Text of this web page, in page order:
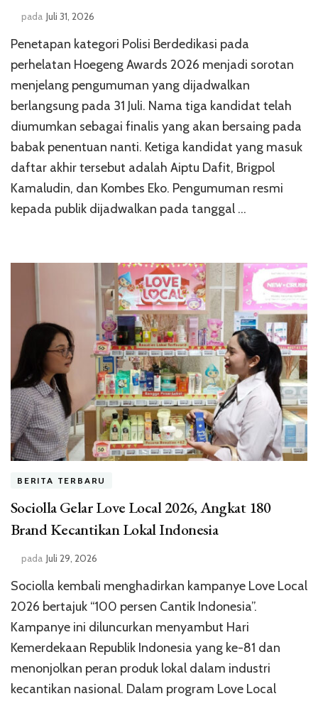
pada Juli 31, 2026
Penetapan kategori Polisi Berdedikasi pada
perhelatan Hoegeng Awards 2026 menjadi sorotan
menjelang pengumuman yang dijadwalkan
berlangsung pada 31 Juli. Nama tiga kandidat telah
diumumkan sebagai finalis yang akan bersaing pada
babak penentuan nanti. Ketiga kandidat yang masuk
daftar akhir tersebut adalah Aiptu Dafit, Brigpol
Kamaludin, dan Kombes Eko. Pengumuman resmi
kepada publik dijadwalkan pada tanggal …
BERITA TERBARU
Sociolla Gelar Love Local 2026, Angkat 180
Brand Kecantikan Lokal Indonesia
pada Juli 29, 2026
Sociolla kembali menghadirkan kampanye Love Local
2026 bertajuk “100 persen Cantik Indonesia”.
Kampanye ini diluncurkan menyambut Hari
Kemerdekaan Republik Indonesia yang ke-81 dan
menonjolkan peran produk lokal dalam industri
kecantikan nasional. Dalam program Love Local